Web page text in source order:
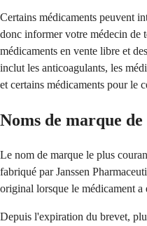
Certains médicaments peuvent
donc informer votre médecin de
médicaments en vente libre et
inclut les anticoagulants, les
et certains médicaments pour le
Noms de marque
Le nom de marque le plus
fabriqué par Janssen
original lorsque le médicament
Depuis l'expiration du brevet,